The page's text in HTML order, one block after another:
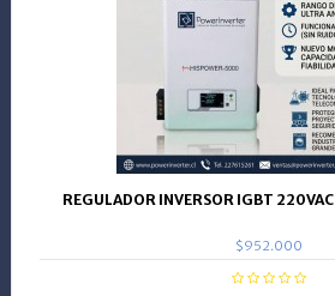
REGULADOR INVERSOR IGBT
$952.000